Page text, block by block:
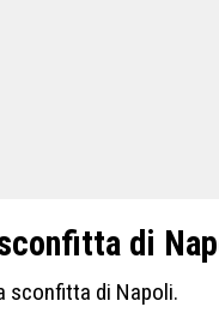
di
sconfitta di Napoli.